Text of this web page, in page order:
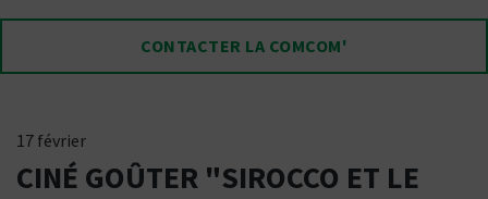
CONTACTER LA COMCOM'
17 février
CINÉ GOÛTER "SIROCCO ET LE